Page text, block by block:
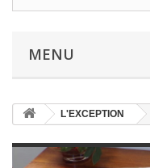
MENU
L'EXCEPTION